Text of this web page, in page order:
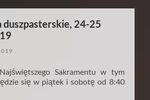
duszpasterskie, 24-25
Sakramentu w tym
się w piątek i sobotę od 8:40